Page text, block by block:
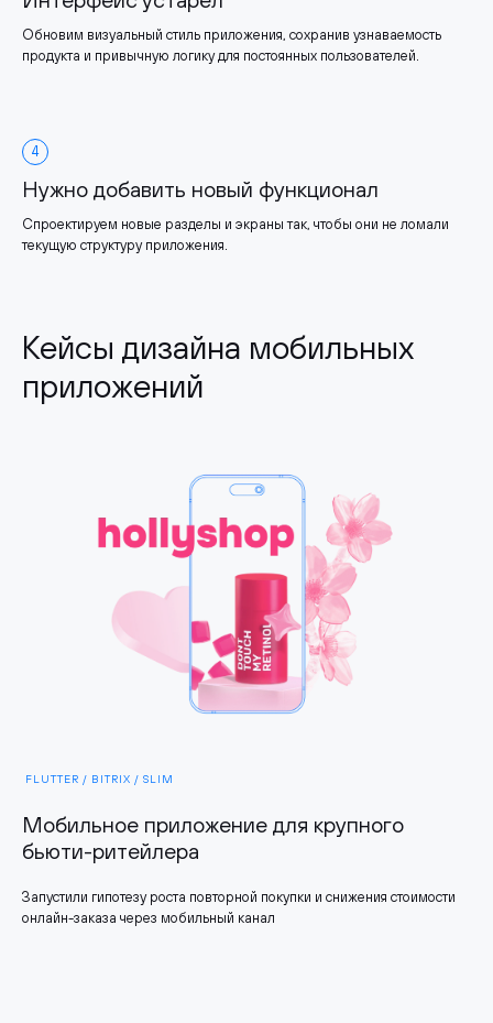
Обновим визуальный стиль приложения, сохранив узнаваемость
продукта и привычную логику для постоянных пользователей.
4
Нужно добавить новый функционал
Спроектируем новые разделы и экраны так, чтобы они не ломали
текущую структуру приложения.
Кейсы дизайна мобильных
приложений
FLUTTER / BITRIX / SLIM
Мобильное приложение для крупного
бьюти-ритейлера
Запустили гипотезу роста повторной покупки и снижения стоимости
онлайн-заказа через мобильный канал